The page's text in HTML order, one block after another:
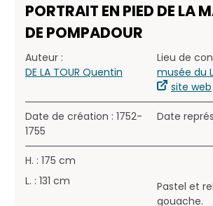
PORTRAIT EN PIED DE LA
DE POMPADOUR
Auteur :
DE LA TOUR Quentin
Lieu de
musée du
site web
Date de création : 1752-
1755
Date
H. : 175 cm
L. : 131 cm
Pastel et
gouache.